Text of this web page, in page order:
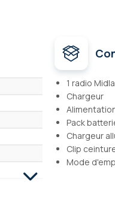
1 radio
Chargeur
Pack
Chargeur
Clip
Mode